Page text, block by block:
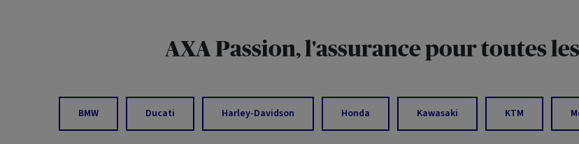
AXA Passion, l'assurance pour toutes
BMW Ducati Harley-Davidson Honda Kawasaki KTM